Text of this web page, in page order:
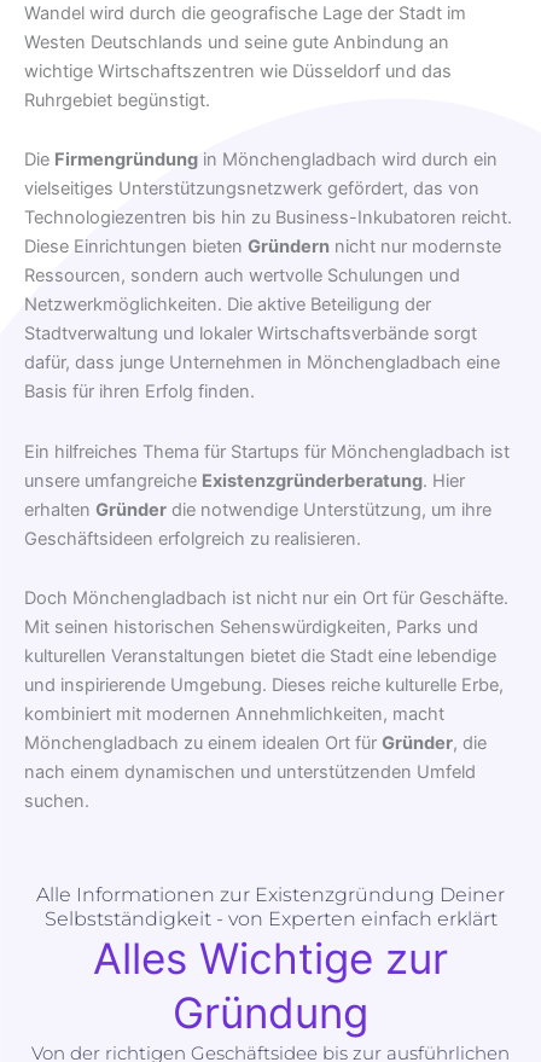
Wandel wird durch die geografische Lage der Stadt im
Westen Deutschlands und seine gute Anbindung an
wichtige Wirtschaftszentren wie Düsseldorf und das
Ruhrgebiet begünstigt.
Die Firmengründung in Mönchengladbach wird durch ein
vielseitiges Unterstützungsnetzwerk gefördert, das von
Technologiezentren bis hin zu Business-Inkubatoren reicht.
Diese Einrichtungen bieten Gründern nicht nur modernste
Ressourcen, sondern auch wertvolle Schulungen und
Netzwerkmöglichkeiten. Die aktive Beteiligung der
Stadtverwaltung und lokaler Wirtschaftsverbände sorgt
dafür, dass junge Unternehmen in Mönchengladbach eine
Basis für ihren Erfolg finden.
Ein hilfreiches Thema für Startups für Mönchengladbach ist
unsere umfangreiche Existenzgründerberatung. Hier
erhalten Gründer die notwendige Unterstützung, um ihre
Geschäftsideen erfolgreich zu realisieren.
Doch Mönchengladbach ist nicht nur ein Ort für Geschäfte.
Mit seinen historischen Sehenswürdigkeiten, Parks und
kulturellen Veranstaltungen bietet die Stadt eine lebendige
und inspirierende Umgebung. Dieses reiche kulturelle Erbe,
kombiniert mit modernen Annehmlichkeiten, macht
Mönchengladbach zu einem idealen Ort für Gründer, die
nach einem dynamischen und unterstützenden Umfeld
suchen.
Alle Informationen zur Existenzgründung Deiner
Selbstständigkeit - von Experten einfach erklärt
Alles Wichtige zur
Gründung
Von der richtigen Geschäftsidee bis zur ausführlichen